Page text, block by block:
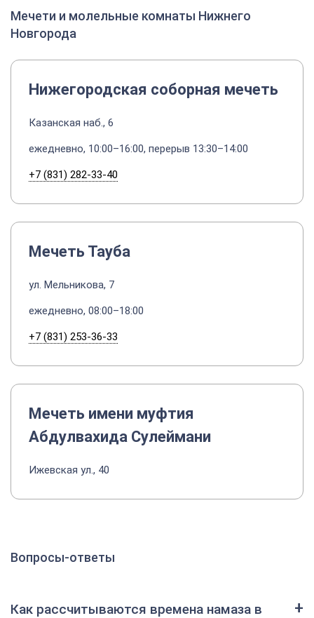
Мечети и молельные комнаты Нижнего
Новгорода
Нижегородская соборная мечеть
Казанская наб., 6
ежедневно, 10:00–16:00, перерыв 13:30–14:00
+7 (831) 282-33-40
Мечеть Тауба
ул. Мельникова, 7
ежедневно, 08:00–18:00
+7 (831) 253-36-33
Мечеть имени муфтия
Абдулвахида Сулеймани
Ижевская ул., 40
Вопросы-ответы
Как рассчитываются времена намаза в